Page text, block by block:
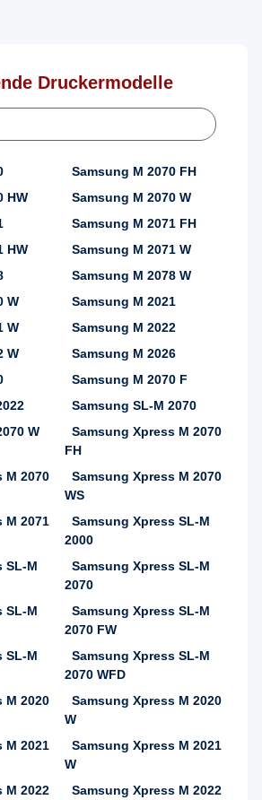
Druckermodelle
Samsung M 2070 FH
HW
Samsung M 2070 W
Samsung M 2071 FH
HW
Samsung M 2071 W
Samsung M 2078 W
W
Samsung M 2021
W
Samsung M 2022
W
Samsung M 2026
Samsung M 2070 F
Samsung SL-M 2070
W
Samsung Xpress M 2070
FH
M 2070
Samsung Xpress M 2070
WS
M 2071
Samsung Xpress SL-M
2000
SL-M
Samsung Xpress SL-M
2070
SL-M
Samsung Xpress SL-M
2070 FW
SL-M
Samsung Xpress SL-M
2070 WFD
M 2020
Samsung Xpress M 2020
W
M 2021
Samsung Xpress M 2021
W
M 2022
Samsung Xpress M 2022